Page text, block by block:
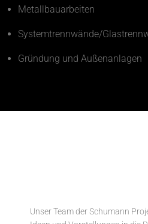
Metallbauarbeiten
Systemtrennwände/
Gründung und Außenanlagen
Unser Team der Schumann